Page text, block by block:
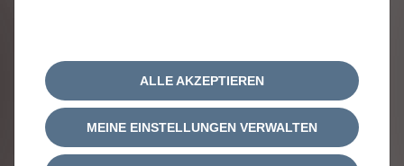
MEINE EINSTELLUNGEN VERWALTEN
ALLE AKZEPTIEREN